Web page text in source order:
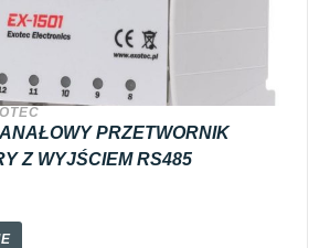
PRZETWORNIK
Z WYJŚCIEM RS485